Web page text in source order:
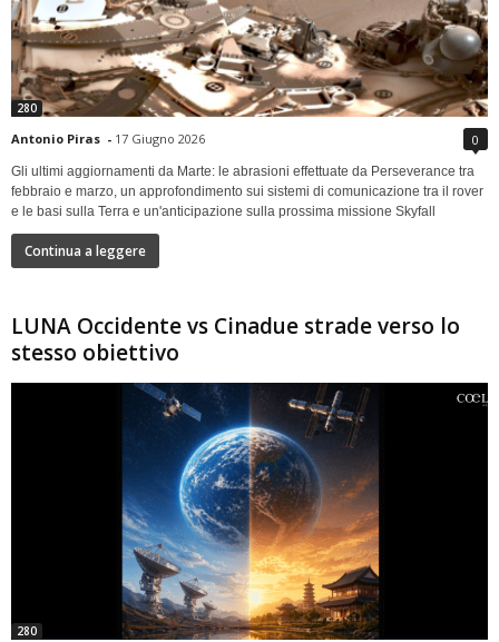
280
Antonio Piras - 17 Giugno 2026 0
Gli ultimi aggiornamenti da Marte: le abrasioni effettuate da Perseverance tra
febbraio e marzo, un approfondimento sui sistemi di comunicazione tra il rover
e le basi sulla Terra e un'anticipazione sulla prossima missione Skyfall
Continua a leggere
LUNA Occidente vs Cinadue strade verso lo
stesso obiettivo
280